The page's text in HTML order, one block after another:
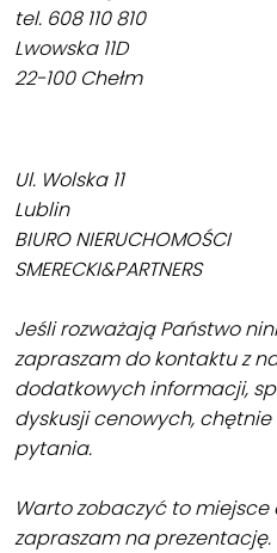
tel. 608 110 810
Lwowska 11D
22-100 Chełm
Ul. Wolska 11
Lublin
BIURO NIERUCHOMOŚCI
SMERECKI&PARTNERS
Jeśli rozważają Państwo
zapraszam do kontaktu z
dodatkowych informacji,
dyskusji cenowych,
pytania.
Warto zobaczyć to miejsce
zapraszam na prezentację.